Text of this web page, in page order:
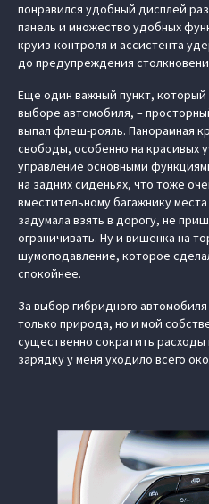
понравился удобный дисплей
панель и множество удобных
круиз-контроля и ассистента
до предупреждения
Еще один важный пункт,
выборе автомобиля, –
выпал флеш-рояль. Панорамная
свободы, особенно на красивых
управление основными
на задних сиденьях, что тоже
вместительному багажнику
задумала взять в дорогу, не
ограничивать. Ну и вишенка на
шумоподавление, которое
спокойнее.
За выбор гибридного
только природа, но и мой
существенно сократить расходы
зарядку у меня уходило всего